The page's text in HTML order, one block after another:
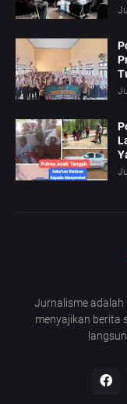
Jurnalisme adalah
menyajikan berita